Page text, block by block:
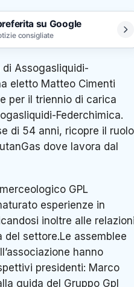
su Google
consigliate
di Assogasliquidi-
eletto Matteo Cimenti
per il triennio di carica
Federchimica.
di 54 anni, ricopre il ruolo
dove lavora dal
GPL
esperienze in
inoltre alle
settore.Le assemblee
hanno
presidenti: Marco
guida del Gruppo Gpl